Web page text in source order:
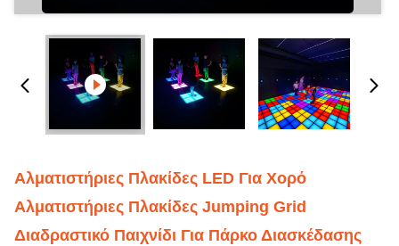
Αλματιστήριες Πλακίδες LED Για Χορό
Αλματιστήριες Πλακίδες Jumping Grid
Διαδραστικό Παιχνίδι Για Πάρκο Διασκέδασης